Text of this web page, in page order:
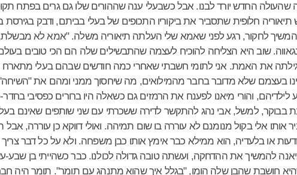
שהעולה החדש יורד לבנו. אבל כשבעלי ענה שההורים שלו גם גרים בפתח
חלופית שתסביר את ביקוריו התכופים של בעלי בביתם, ודבק בגירסת
לחקור, רגע לפני שאמא שלי העלתה תיאוריה משלה. "אמא לא מבשלת,
שוב היא הצליחה להוכיח לעצמה שהתבשילים שלה הם הכי טובים
את האמת. אני לתומי חשבתי שאחרי כמה חודשים שבהם בעלי מתארח
בעצמם שלא מדובר בחבר מהמילואים, מה שיחסוך ממני ומהם את
והורי מיאנו לפענח את הרמזים גם כשאלה היו ברורים כפסיבי
למשל, אבי נהג להתקשר לדירה ששכרתי עם שני שותפים שאינם
אותו אלי בקול מנומנם לא עוררה בו שום תמיהה. ואולי דווקא כן עוררה,
או בלעדיה, הוא ממילא כבר אימץ אותו כבן משפחה. ולא על כל דבר
להמשיך את ההדחקה, ועשתה טובה גדולה לכולנו. כבר כשהייתי בן
חושבת שהבן שלה הומו, "בגלל איך שהוא מתנהג עם תומר". תומר היה